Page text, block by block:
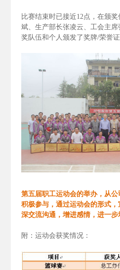
比赛结束时已接近12点，在颁奖
斌、生产部长张凌云、工会主
奖队伍和个人颁发了奖牌/荣誉证
第五届职工运动会的举办，从
积极参与，通过运动会的形式
深交流沟通，增进感情，进一步
附：运动会获奖情况：